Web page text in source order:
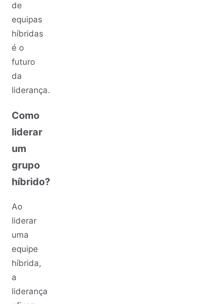
de
equipas
híbridas
é o
futuro
da
liderança.
Como
liderar
um
grupo
híbrido?
Ao
liderar
uma
equipe
híbrida,
a
liderança